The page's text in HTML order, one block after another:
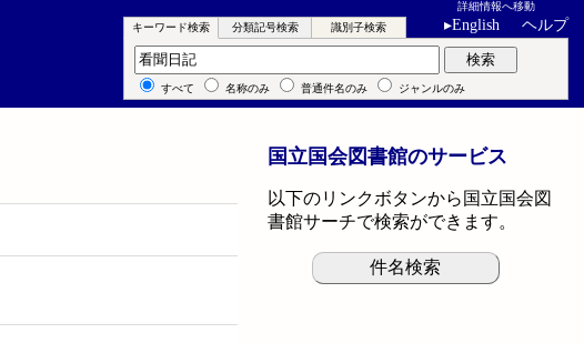
詳細情報へ移動
▸English ヘルプ
キーワード検索 分類記号検索 識別子検索
キーワード検索 検索
すべて 名称のみ 普通件名のみ ジャンルのみ
国立国会図書館のサービス
以下のリンクボタンから国立国会図
書館サーチで検索ができます。
件名検索